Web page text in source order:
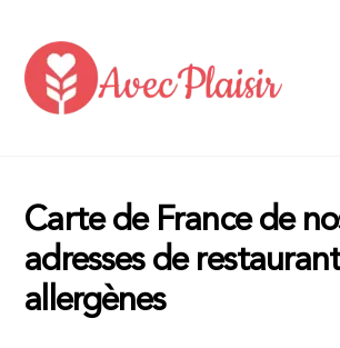
content
Carte de France de
adresses de
allergènes